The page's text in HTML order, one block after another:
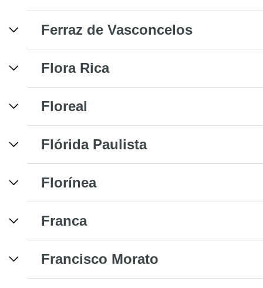
Ferraz de Vasconcelos
Flora Rica
Floreal
Flórida Paulista
Florínea
Franca
Francisco Morato